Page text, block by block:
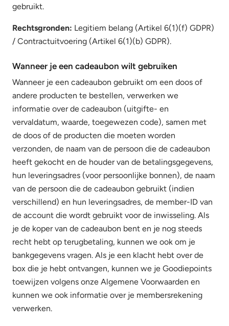
gebruikt.
Rechtsgronden: Legitiem belang (Artikel 6(1)(f) GDPR)
/ Contractuitvoering (Artikel 6(1)(b) GDPR).
Wanneer je een cadeaubon wilt gebruiken
Wanneer je een cadeaubon gebruikt om een doos of
andere producten te bestellen, verwerken we
informatie over de cadeaubon (uitgifte- en
vervaldatum, waarde, toegewezen code), samen met
de doos of de producten die moeten worden
verzonden, de naam van de persoon die de cadeaubon
heeft gekocht en de houder van de betalingsgegevens,
hun leveringsadres (voor persoonlijke bonnen), de naam
van de persoon die de cadeaubon gebruikt (indien
verschillend) en hun leveringsadres, de member-ID van
de account die wordt gebruikt voor de inwisseling. Als
je de koper van de cadeaubon bent en je nog steeds
recht hebt op terugbetaling, kunnen we ook om je
bankgegevens vragen. Als je een klacht hebt over de
box die je hebt ontvangen, kunnen we je Goodiepoints
toewijzen volgens onze Algemene Voorwaarden en
kunnen we ook informatie over je membersrekening
verwerken.